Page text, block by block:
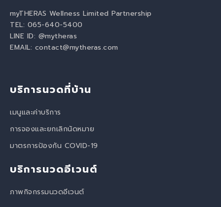
myTHERAS Wellness Limited Partnership
TEL: 065-640-5400
LINE ID: @mytheras
EMAIL: contact@mytheras.com
บริการนวดที่บ้าน
เมนูและค่าบริการ
การจองและยกเลิกนัดหมาย
มาตรการป้องกัน COVID-19
บริการนวดอีเวนต์
ภาพกิจกรรมนวดอีเวนต์